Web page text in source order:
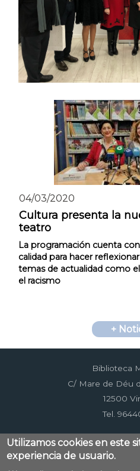
04/03/2020
Cultura presenta la
teatro
La programación cuenta
calidad para hacer
temas de actualidad como
el racismo
+
Biblioteca
C/ Mare de Déu
12500
Tel.
Utilizamos cookies en este
experiencia de usuario.